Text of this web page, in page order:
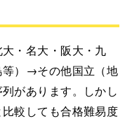
・名大・阪大・九
）→その他国立（地
があります。しかし
較しても合格難易度